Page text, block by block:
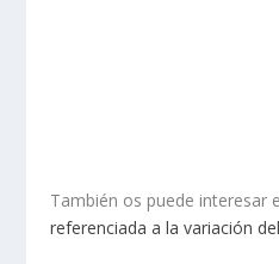
También os puede interesar
referenciada a la variación